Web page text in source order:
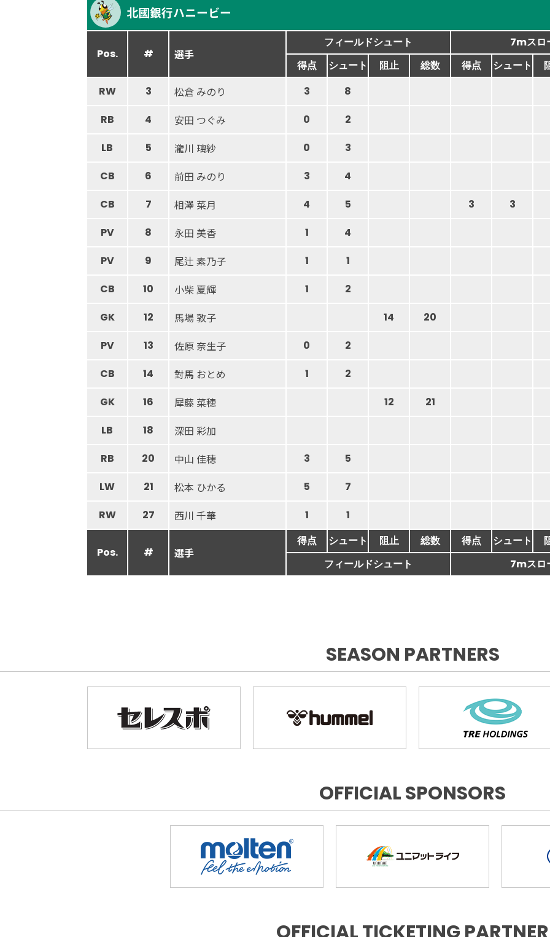
北國銀行ハニービー
Pos. # 選手
フィールドシュート
7mスロ
得点
シュート 阻止 総数 得点 シュート
RW
3 松倉 みのり 3
8
RB
4 安田 つぐみ 0
2
LB
5 瀧川 璃紗 0
3
CB
6 前田 みのり 3
4
CB
7 相澤 菜月 4 5 3
3
PV
8 永田 美香 1
4
PV
9 尾辻 素乃子 1
1
CB
10 小柴 夏輝 1
2
GK
12 馬場 敦子 14
20
PV
13 佐原 奈生子 0
2
CB
14 對馬 おとめ 1
2
GK
16 犀藤 菜穂 12
21
LB
18 深田 彩加
RB 20 中山 佳穂 3
5
LW
21 松本 ひかる 5
7
RW
27 西川 千華 1 1
Pos. # 選手
得点 シュート 阻止 総数 得点 シュート
フィールドシュート
7mスロ
SEASON PARTNERS
OFFICIAL SPONSORS